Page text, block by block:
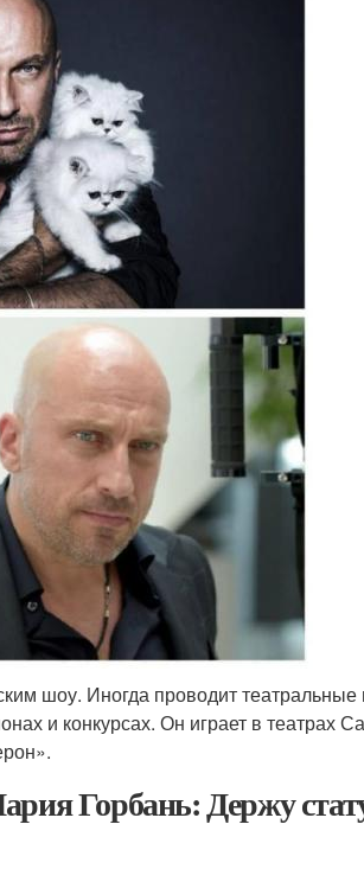
шоу. Иногда проводит театральные
и конкурсах. Он играет в театрах
Горбань: Держу